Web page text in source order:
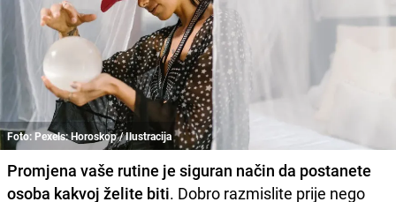
Foto: Pexels: Horoskop / Ilustracija
Promjena vaše rutine je siguran način da postanete
osoba kakvoj želite biti. Dobro razmislite prije nego